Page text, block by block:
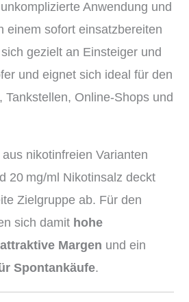
Anwendung und
einem sofort einsatzbereiten
gezielt an Einsteiger und
und eignet sich ideal für den
Tankstellen, Online-Shops und
nikotinfreien Varianten
20 mg/ml Nikotinsalz deckt
Zielgruppe ab. Für den
sich damit hohe
attraktive Margen und ein
Spontankäufe.